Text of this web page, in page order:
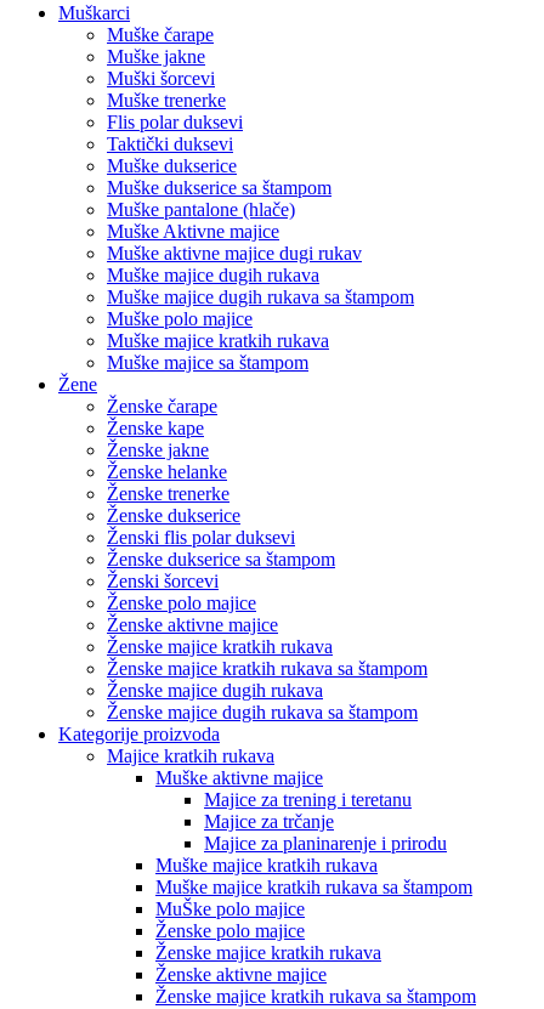
Muškarci
Muške čarape
Muške jakne
Muški šorcevi
Muške trenerke
Flis polar duksevi
Taktički duksevi
Muške dukserice
Muške dukserice sa štampom
Muške pantalone (hlače)
Muške Aktivne majice
Muške aktivne majice dugi rukav
Muške majice dugih rukava
Muške majice dugih rukava sa štampom
Muške polo majice
Muške majice kratkih rukava
Muške majice sa štampom
Žene
Ženske čarape
Ženske kape
Ženske jakne
Ženske helanke
Ženske trenerke
Ženske dukserice
Ženski flis polar duksevi
Ženske dukserice sa štampom
Ženski šorcevi
Ženske polo majice
Ženske aktivne majice
Ženske majice kratkih rukava
Ženske majice kratkih rukava sa štampom
Ženske majice dugih rukava
Ženske majice dugih rukava sa štampom
Kategorije proizvoda
Majice kratkih rukava
Muške aktivne majice
Majice za trening i teretanu
Majice za trčanje
Majice za planinarenje i prirodu
Muške majice kratkih rukava
Muške majice kratkih rukava sa štampom
MuŠke polo majice
Ženske polo majice
Ženske majice kratkih rukava
Ženske aktivne majice
Ženske majice kratkih rukava sa štampom